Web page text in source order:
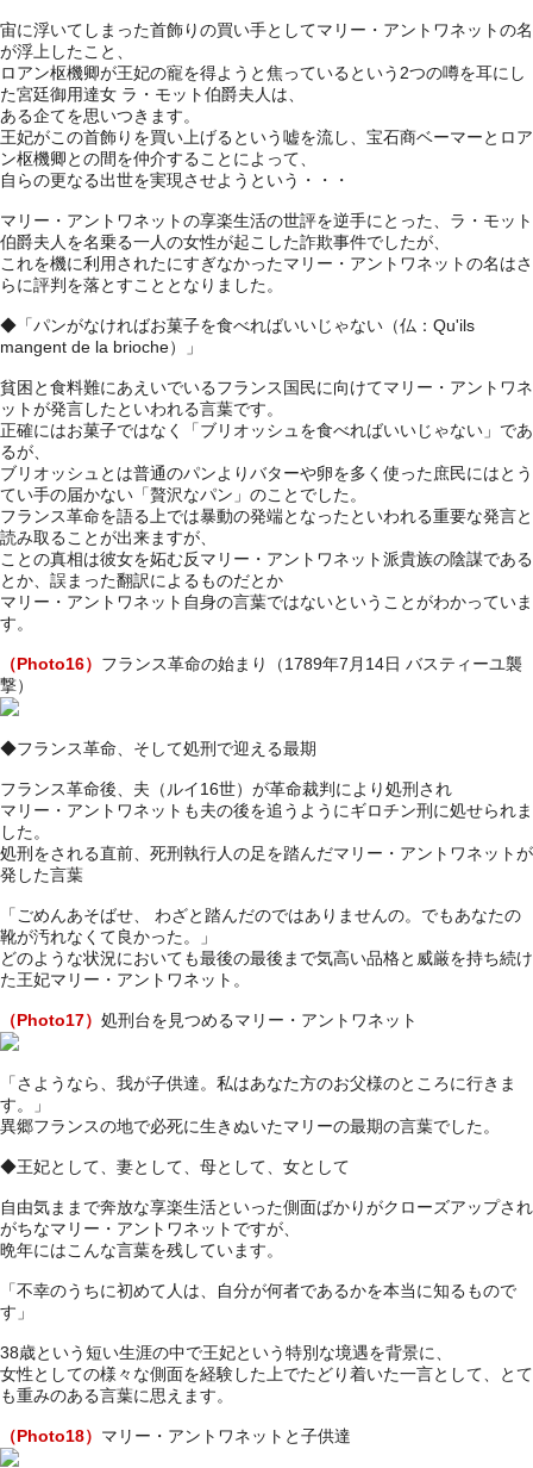
宙に浮いてしまった首飾りの買い手としてマリー・アントワネットの名
が浮上したこと、
ロアン枢機卿が王妃の寵を得ようと焦っているという2つの噂を耳にし
た宮廷御用達女 ラ・モット伯爵夫人は、
ある企てを思いつきます。
王妃がこの首飾りを買い上げるという嘘を流し、宝石商ベーマーとロア
ン枢機卿との間を仲介することによって、
自らの更なる出世を実現させようという・・・
マリー・アントワネットの享楽生活の世評を逆手にとった、ラ・モット
伯爵夫人を名乗る一人の女性が起こした詐欺事件でしたが、
これを機に利用されたにすぎなかったマリー・アントワネットの名はさ
らに評判を落とすこととなりました。
◆「パンがなければお菓子を食べればいいじゃない（仏：Qu'ils
mangent de la brioche）」
貧困と食料難にあえいでいるフランス国民に向けてマリー・アントワネ
ットが発言したといわれる言葉です。
正確にはお菓子ではなく「ブリオッシュを食べればいいじゃない」であ
るが、
ブリオッシュとは普通のパンよりバターや卵を多く使った庶民にはとう
てい手の届かない「贅沢なパン」のことでした。
フランス革命を語る上では暴動の発端となったといわれる重要な発言と
読み取ることが出来ますが、
ことの真相は彼女を妬む反マリー・アントワネット派貴族の陰謀である
とか、誤まった翻訳によるものだとか
マリー・アントワネット自身の言葉ではないということがわかっていま
す。
（Photo16） フランス革命の始まり（1789年7月14日 バスティーユ襲
撃）
◆フランス革命、そして処刑で迎える最期
フランス革命後、夫（ルイ16世）が革命裁判により処刑され
マリー・アントワネットも夫の後を追うようにギロチン刑に処せられま
した。
処刑をされる直前、死刑執行人の足を踏んだマリー・アントワネットが
発した言葉
「ごめんあそばせ、 わざと踏んだのではありませんの。でもあなたの
靴が汚れなくて良かった。」
どのような状況においても最後の最後まで気高い品格と威厳を持ち続け
た王妃マリー・アントワネット。
（Photo17） 処刑台を見つめるマリー・アントワネット
「さようなら、我が子供達。私はあなた方のお父様のところに行きま
す。」
異郷フランスの地で必死に生きぬいたマリーの最期の言葉でした。
◆王妃として、妻として、母として、女として
自由気ままで奔放な享楽生活といった側面ばかりがクローズアップされ
がちなマリー・アントワネットですが、
晩年にはこんな言葉を残しています。
「不幸のうちに初めて人は、自分が何者であるかを本当に知るもので
す」
38歳という短い生涯の中で王妃という特別な境遇を背景に、
女性としての様々な側面を経験した上でたどり着いた一言として、とて
も重みのある言葉に思えます。
（Photo18） マリー・アントワネットと子供達